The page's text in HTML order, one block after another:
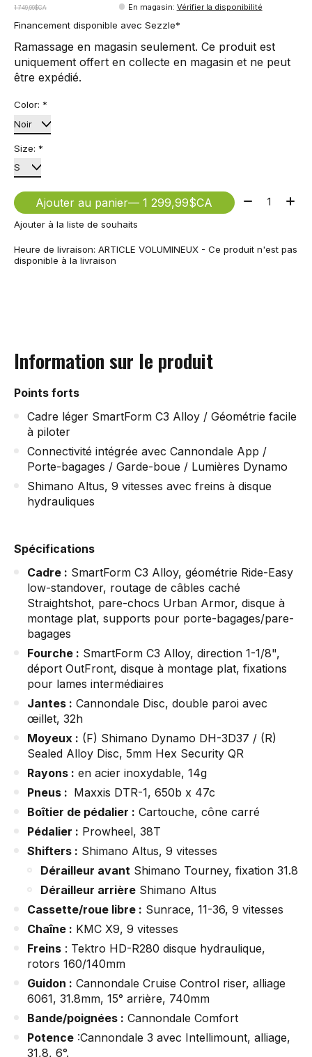
1 749,99$CA
En magasin: Vérifier la disponibilité
Financement disponible avec Sezzle*
Ramassage en magasin seulement. Ce produit est
uniquement offert en collecte en magasin et ne peut
être expédié.
Color: *
Size: *
Ajouter au panier — 1 299,99$CA Quantité:
Ajouter à la liste de souhaits
Heure de livraison: ARTICLE VOLUMINEUX - Ce produit n'est pas
disponible à la livraison
Information sur le produit
Points forts
Cadre léger SmartForm C3 Alloy / Géométrie facile
à piloter
Connectivité intégrée avec Cannondale App /
Porte-bagages / Garde-boue / Lumières Dynamo
Shimano Altus, 9 vitesses avec freins à disque
hydrauliques
Spécifications
Cadre : SmartForm C3 Alloy, géométrie Ride-Easy
low-standover, routage de câbles caché
Straightshot, pare-chocs Urban Armor, disque à
montage plat, supports pour porte-bagages/pare-
bagages
Fourche : SmartForm C3 Alloy, direction 1-1/8",
déport OutFront, disque à montage plat, fixations
pour lames intermédiaires
Jantes : Cannondale Disc, double paroi avec
œillet, 32h
Moyeux : (F) Shimano Dynamo DH-3D37 / (R)
Sealed Alloy Disc, 5mm Hex Security QR
Rayons : en acier inoxydable, 14g
Pneus : Maxxis DTR-1, 650b x 47c
Boîtier de pédalier : Cartouche, cône carré
Pédalier : Prowheel, 38T
Shifters : Shimano Altus, 9 vitesses
Dérailleur avant Shimano Tourney, fixation 31.8
Dérailleur arrière Shimano Altus
Cassette/roue libre : Sunrace, 11-36, 9 vitesses
Chaîne : KMC X9, 9 vitesses
Freins : Tektro HD-R280 disque hydraulique,
rotors 160/140mm
Guidon : Cannondale Cruise Control riser, alliage
6061, 31.8mm, 15° arrière, 740mm
Bande/poignées : Cannondale Comfort
Potence :Cannondale 3 avec Intellimount, alliage,
31,8, 6°.